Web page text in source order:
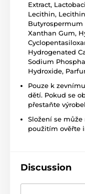
Extract,
Lecithin,
Butyrospermum
Xanthan Gum,
Hydrogenated
Sodium
Hydroxide,
Pouze k
dětí. Pokud se
přestaňte
Složení se
použitím ověřte
Discussion